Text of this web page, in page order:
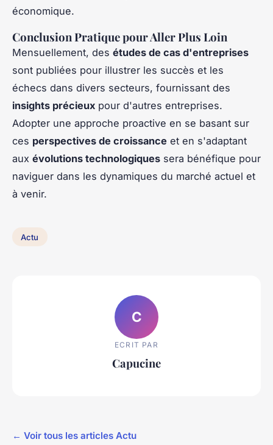
économique.
Conclusion Pratique pour Aller Plus Loin
Mensuellement, des études de cas d'entreprises
sont publiées pour illustrer les succès et les
échecs dans divers secteurs, fournissant des
insights précieux pour d'autres entreprises.
Adopter une approche proactive en se basant sur
ces perspectives de croissance et en s'adaptant
aux évolutions technologiques sera bénéfique pour
naviguer dans les dynamiques du marché actuel et
à venir.
Actu
C
ECRIT PAR
Capucine
← Voir tous les articles Actu